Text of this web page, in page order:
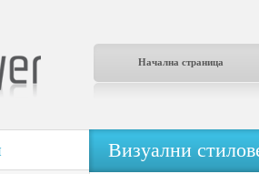
Начална страница
Визуални